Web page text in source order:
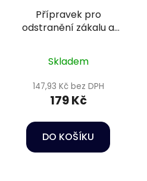
Přípravek pro
odstranění zákalu a
Skladem
147,93 Kč bez DPH
179 Kč
DO KOŠÍKU